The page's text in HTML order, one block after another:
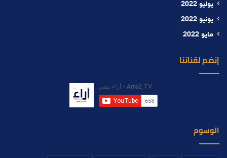
يوليو 2022
يونيو 2022
مايو 2022
إنضم لقناتنا
الوسوم